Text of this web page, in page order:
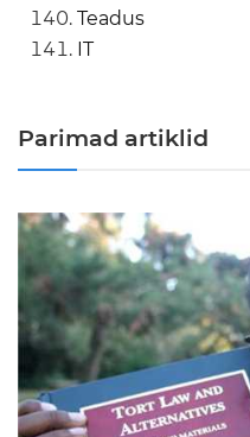
Teadus
IT
Parimad artiklid